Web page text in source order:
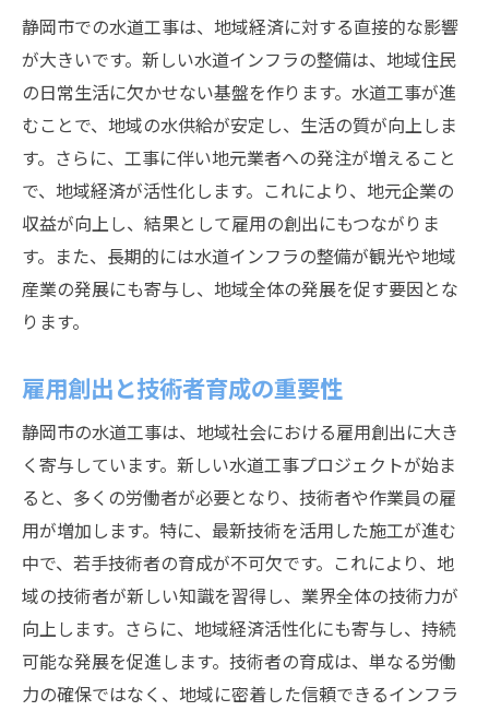
静岡市での水道工事は、地域経済に対する直接的な影響
が大きいです。新しい水道インフラの整備は、地域住民
の日常生活に欠かせない基盤を作ります。水道工事が進
むことで、地域の水供給が安定し、生活の質が向上しま
す。さらに、工事に伴い地元業者への発注が増えること
で、地域経済が活性化します。これにより、地元企業の
収益が向上し、結果として雇用の創出にもつながりま
す。また、長期的には水道インフラの整備が観光や地域
産業の発展にも寄与し、地域全体の発展を促す要因とな
ります。
雇用創出と技術者育成の重要性
静岡市の水道工事は、地域社会における雇用創出に大き
く寄与しています。新しい水道工事プロジェクトが始ま
ると、多くの労働者が必要となり、技術者や作業員の雇
用が増加します。特に、最新技術を活用した施工が進む
中で、若手技術者の育成が不可欠です。これにより、地
域の技術者が新しい知識を習得し、業界全体の技術力が
向上します。さらに、地域経済活性化にも寄与し、持続
可能な発展を促進します。技術者の育成は、単なる労働
力の確保ではなく、地域に密着した信頼できるインフラ